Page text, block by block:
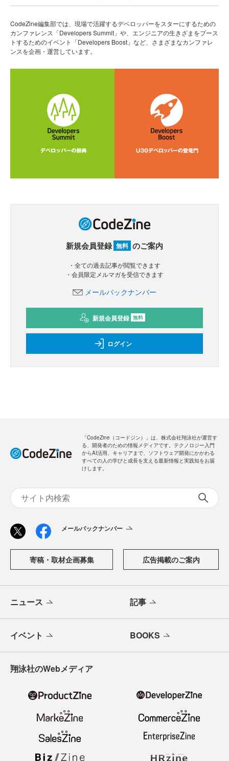
CodeZine編集部では、現場で活躍するデベロッパーをスターにするための
カンファレンス「Developers Summit」や、エンジニアの生きざまをブース
トするためのイベント「Developers Boost」など、さまざまなカンファレ
ンスを企画・運営しています。
新規会員登録 無料 のご案内
・全ての過去記事が閲覧できます
・会員限定メルマガを受信できます
メールバックナンバー
新規会員登録 無料
ログイン
「CodeZine（コードジン）」は、株式会社翔泳社が運営す
る、開発者のための情報メディアです。テクノロジー入門
からAI活用、キャリアまで、ソフトウェア開発にかかわる
すべての人の学びと成長を支える最新情報と実践知をお届
けします。
メールバックナンバー
寄稿・取材企画募集 広告掲載のご案内
ニュース 記事
イベント BOOKS
翔泳社のWebメディア